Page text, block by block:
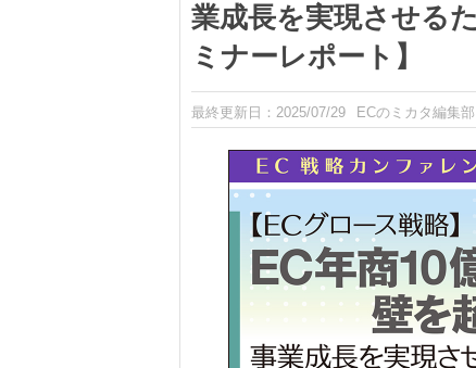
業成長を実現させる
ミナーレポート】
最終更新日： 2025/07/29 ECのミカタ編集部